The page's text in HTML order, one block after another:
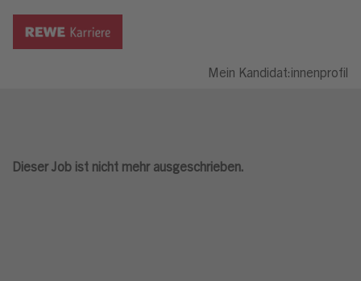
Mein Kandidat:innenprofil
Dieser Job ist nicht mehr ausgeschrieben.